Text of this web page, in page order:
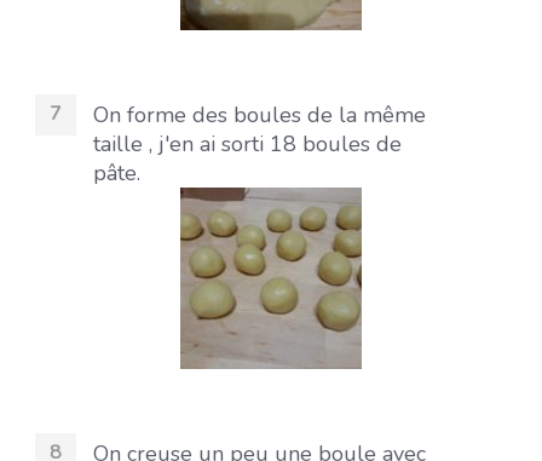
On forme des boules de la même
taille , j'en ai sorti 18 boules de
pâte.
On creuse un peu une boule avec